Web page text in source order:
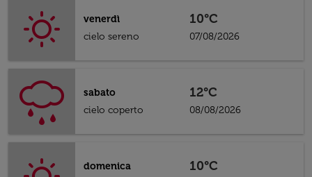
venerdì
cielo sereno
10°C
07/08/2026
sabato
cielo coperto
12°C
08/08/2026
domenica
10°C